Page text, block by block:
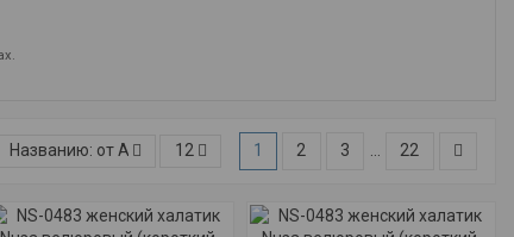
Названию: от А к Я 12 1 2 3 … 22